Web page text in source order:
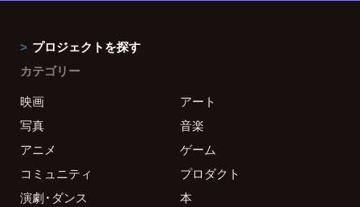
プロジェクトを探す
カテゴリー
映画
アート
写真
音楽
アニメ
ゲーム
コミュニティ
プロダクト
演劇・ダンス
本